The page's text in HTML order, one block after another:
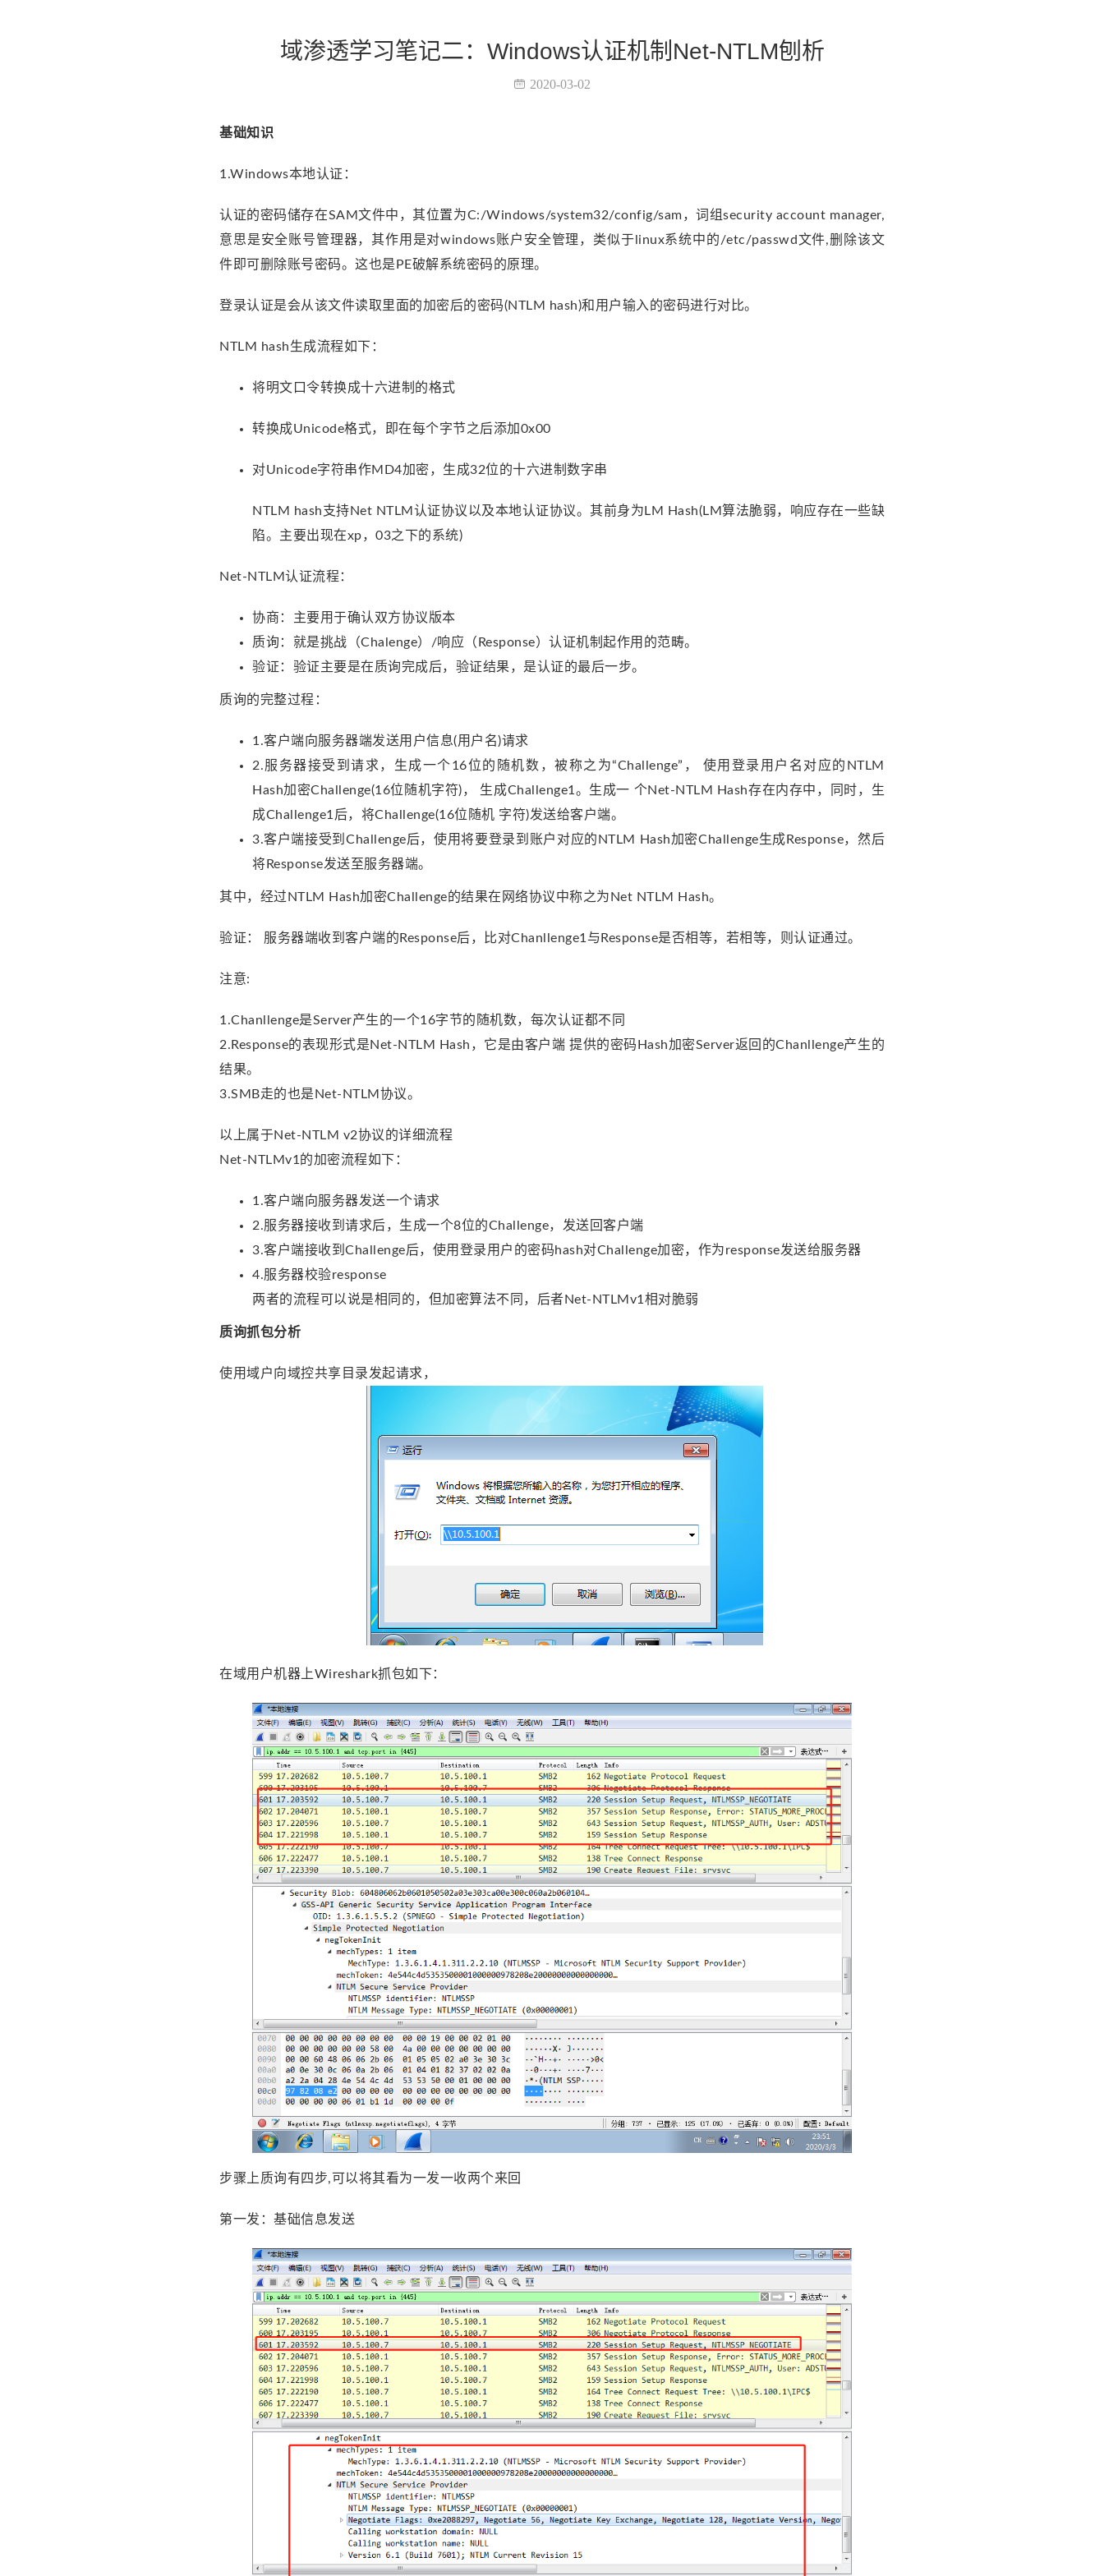
域渗透学习笔记二：Windows认证机制Net-NTLM刨析
2020-03-02
基础知识
1.Windows本地认证：
认证的密码储存在SAM文件中，其位置为C:/Windows/system32/config/sam，词组security account manager,
意思是安全账号管理器，其作用是对windows账户安全管理，类似于linux系统中的/etc/passwd文件,删除该文
件即可删除账号密码。这也是PE破解系统密码的原理。
登录认证是会从该文件读取里面的加密后的密码(NTLM hash)和用户输入的密码进行对比。
NTLM hash生成流程如下：
将明文口令转换成十六进制的格式
转换成Unicode格式，即在每个字节之后添加0x00
对Unicode字符串作MD4加密，生成32位的十六进制数字串
NTLM hash支持Net NTLM认证协议以及本地认证协议。其前身为LM Hash(LM算法脆弱，响应存在一些缺
陷。主要出现在xp，03之下的系统)
Net-NTLM认证流程：
协商：主要用于确认双方协议版本
质询：就是挑战（Chalenge）/响应（Response）认证机制起作用的范畴。
验证：验证主要是在质询完成后，验证结果，是认证的最后一步。
质询的完整过程：
1.客户端向服务器端发送用户信息(用户名)请求
2.服务器接受到请求，生成一个16位的随机数，被称之为“Challenge”， 使用登录用户名对应的NTLM
Hash加密Challenge(16位随机字符)， 生成Challenge1。生成一 个Net-NTLM Hash存在内存中，同时，生
成Challenge1后，将Challenge(16位随机 字符)发送给客户端。
3.客户端接受到Challenge后，使用将要登录到账户对应的NTLM Hash加密Challenge生成Response，然后
将Response发送至服务器端。
其中，经过NTLM Hash加密Challenge的结果在网络协议中称之为Net NTLM Hash。
验证： 服务器端收到客户端的Response后，比对Chanllenge1与Response是否相等，若相等，则认证通过。
注意:
1.Chanllenge是Server产生的一个16字节的随机数，每次认证都不同
2.Response的表现形式是Net-NTLM Hash，它是由客户端 提供的密码Hash加密Server返回的Chanllenge产生的
结果。
3.SMB走的也是Net-NTLM协议。
以上属于Net-NTLM v2协议的详细流程
Net-NTLMv1的加密流程如下：
1.客户端向服务器发送一个请求
2.服务器接收到请求后，生成一个8位的Challenge，发送回客户端
3.客户端接收到Challenge后，使用登录用户的密码hash对Challenge加密，作为response发送给服务器
4.服务器校验response
两者的流程可以说是相同的，但加密算法不同，后者Net-NTLMv1相对脆弱
质询抓包分析
使用域户向域控共享目录发起请求，
在域用户机器上Wireshark抓包如下：
步骤上质询有四步,可以将其看为一发一收两个来回
第一发：基础信息发送